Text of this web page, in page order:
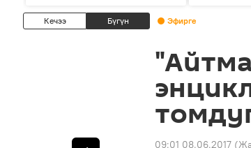
Кечээ Бүгүн Эфирге
09:01 08.06.2017